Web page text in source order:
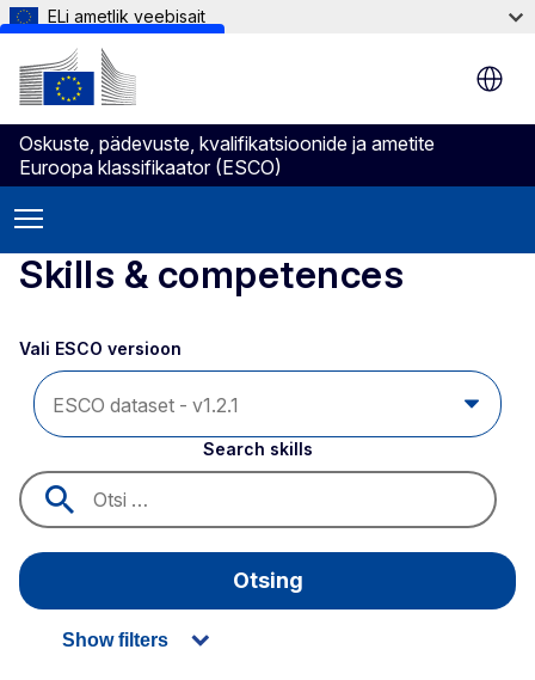
Skip to main content
ELi ametlik veebisait
Oskuste, pädevuste, kvalifikatsioonide ja ametite
Euroopa klassifikaator (ESCO)
Skills & competences
Vali ESCO versioon
Search skills
Otsing
Show filters